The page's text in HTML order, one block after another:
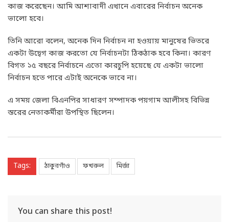
কাজ করেছেন। আমি আশাবাদী এখানে এবারের নির্বাচন অনেক
ভালো হবে।
তিনি আরো বলেন, অনেক দিন নির্বাচন না হওয়ায় মানুষের ভিতরে
একটা উদ্বেগ কাজ করতো যে নির্বাচনটা ঠিকঠাক হবে কিনা। কারণ
বিগত ১৫ বছরে নির্বাচনে এতো কারচুপি হয়েছে যে একটা ভালো
নির্বাচন হতে পারে এটাই অনেকে ভাবে না।
এ সময় জেলা বিএনপির সাধারণ সম্পাদক পয়গাম আলীসহ বিভিন্ন
স্তরের নেতাকর্মীরা উপস্থিত ছিলেন।
Tags: ঠাকুরগাঁও ফখরুল মির্জা
You can share this post!